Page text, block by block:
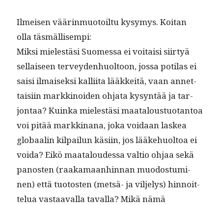
Ilmeisen väärin­muo­toil­tu kysymys. Koi­tan
olla täsmällisempi:
Mik­si mielestäsi Suomes­sa ei voitaisi siir­tyä
sel­l­aiseen ter­vey­den­huoltoon, jos­sa poti­las ei
saisi ilmaisek­si kalli­ita lääkkeitä, vaan annet­
taisi­in markki­noiden ohja­ta kysyn­tää ja tar­
jon­taa? Kuin­ka mielestäsi maat­alous­tuotan­toa
voi pitää markki­nana, joka voidaan laskea
globaalin kil­pailun käsi­in, jos lääke­huoltoa ei
voi­da? Eikö maat­aloudessa val­tio ohjaa sekä
panos­ten (raaka­maan­hin­nan muo­dos­tu­mi­
nen) että tuo­to­sten (met­sä- ja vil­jelys) hin­noit­
telua vas­taaval­la taval­la? Mikä nämä